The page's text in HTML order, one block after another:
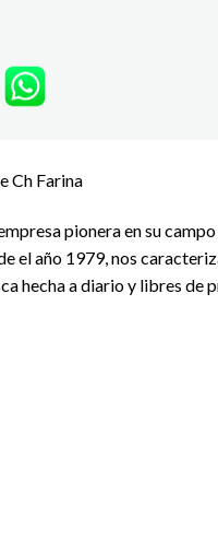
pionera en su
el año 1979, nos
hecha a diario y libres de